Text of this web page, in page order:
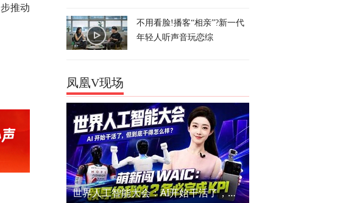
推动
不用看脸!播客“相亲”?新一代
年轻人听声音玩恋综
凤凰V现场
世界人工智能大会：AI开始干活了，但到底干的怎么样？萌新闯WAIC